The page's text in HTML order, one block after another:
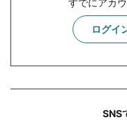
ログイ
SNS